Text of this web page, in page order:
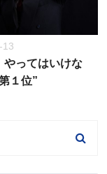
13
やってはいけな
１位”